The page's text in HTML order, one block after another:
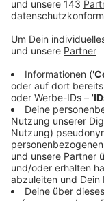
behauptet wird,
gefährlicher
noch um die
Veröffentlicht:
Anzeige